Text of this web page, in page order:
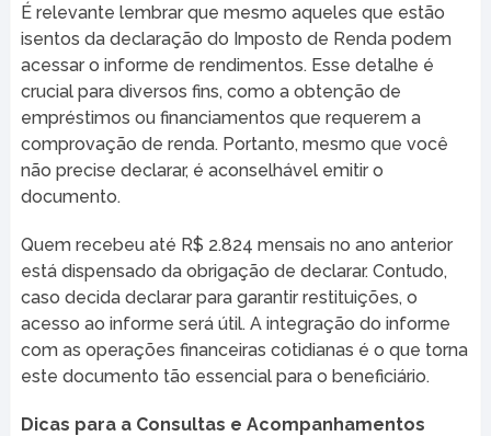
É relevante lembrar que mesmo aqueles que estão
isentos da declaração do Imposto de Renda podem
acessar o informe de rendimentos. Esse detalhe é
crucial para diversos fins, como a obtenção de
empréstimos ou financiamentos que requerem a
comprovação de renda. Portanto, mesmo que você
não precise declarar, é aconselhável emitir o
documento.
Quem recebeu até R$ 2.824 mensais no ano anterior
está dispensado da obrigação de declarar. Contudo,
caso decida declarar para garantir restituições, o
acesso ao informe será útil. A integração do informe
com as operações financeiras cotidianas é o que torna
este documento tão essencial para o beneficiário.
Dicas para a Consultas e Acompanhamentos